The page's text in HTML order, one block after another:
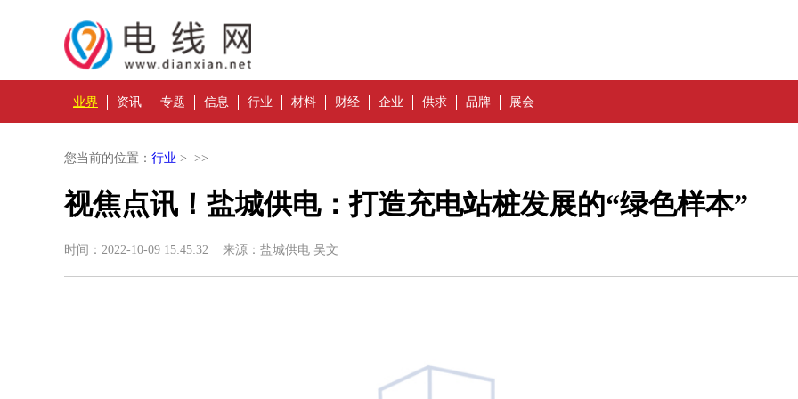
业界 资讯 专题 信息 行业 材料 财经 企业 供求 品牌 展会
您当前的位置： 行业 > >>
视焦点讯！盐城供电：打造充电站桩发展的“绿色样本”
时间：2022-10-09 15:45:32 来源：盐城供电 吴文